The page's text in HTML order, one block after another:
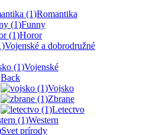
Romantika
Funny
Horor
Vojenské a dobrodružné
Vojenské
Back
Vojsko
Zbrane
Letectvo
Western
Svet prírody